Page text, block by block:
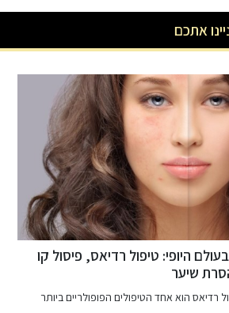
אתכם
החדשנות באסתטיקה הרפואית עם Evo Clinic
עיצוב אף ללא ניתוח עיצוב אף ללא ניתוח הוא